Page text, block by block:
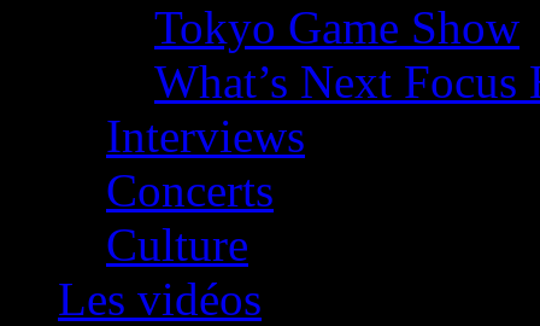
Tokyo Game Show
What’s Next
Interviews
Concerts
Culture
Les vidéos